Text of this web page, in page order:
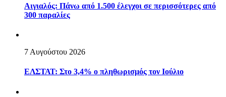
Αιγιαλός: Πάνω από 1.500 έλεγχοι σε περισσότερες από
300 παραλίες
7 Αυγούστου 2026
ΕΛΣΤΑΤ: Στο 3,4% ο πληθωρισμός τον Ιούλιο